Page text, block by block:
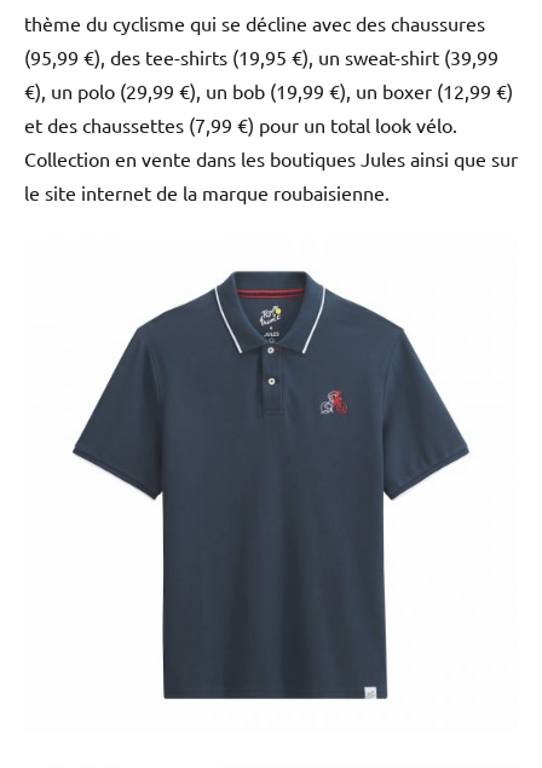
thème du cyclisme qui se décline avec des chaussures
(95,99 €), des tee-shirts (19,95 €), un sweat-shirt (39,99
€), un polo (29,99 €), un bob (19,99 €), un boxer (12,99 €)
et des chaussettes (7,99 €) pour un total look vélo.
Collection en vente dans les boutiques Jules ainsi que sur
le site internet de la marque roubaisienne.